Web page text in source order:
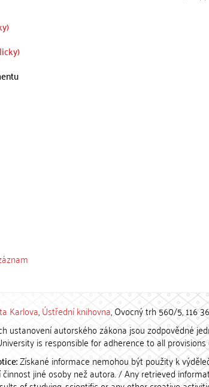
Karlova,Ústřední knihovna, Ovocný trh 560/5, 116
ustanovení autorského zákona jsou zodpovědné
is responsible for adherence to all
Získané informace nemohou být použity k
jiné osoby než autora. / Any retrieved